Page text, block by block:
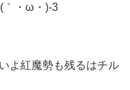
｀・ω・)-3
よ紅魔勢も残るはチル